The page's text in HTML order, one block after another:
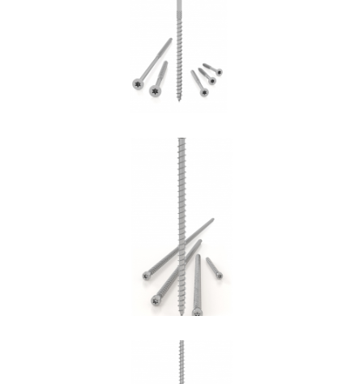
ROTHOBLAAS
Vite VGZ
ROTHOBLAAS